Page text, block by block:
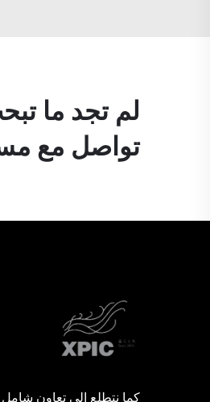
لم تجد ما
تواصل مع
كما نتطلع إلى تعاون